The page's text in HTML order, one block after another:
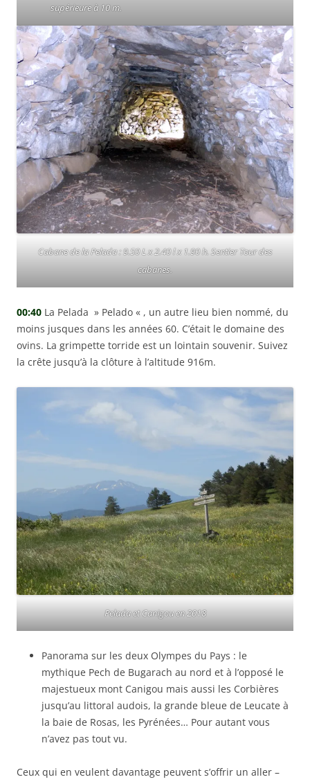
supérieure à 10 m.
Cabane de la Pelada : 9.50 L x 2.40 l x 1.90 h. Sentier Tour des
cabanes.
00:40 La Pelada » Pelado « , un autre lieu bien nommé, du
moins jusques dans les années 60. C’était le domaine des
ovins. La grimpette torride est un lointain souvenir. Suivez
la crête jusqu’à la clôture à l’altitude 916m.
Pelada et Canigou en 2018
Panorama sur les deux Olympes du Pays : le
mythique Pech de Bugarach au nord et à l’opposé le
majestueux mont Canigou mais aussi les Corbières
jusqu’au littoral audois, la grande bleue de Leucate à
la baie de Rosas, les Pyrénées… Pour autant vous
n’avez pas tout vu.
Ceux qui en veulent davantage peuvent s’offrir un aller –